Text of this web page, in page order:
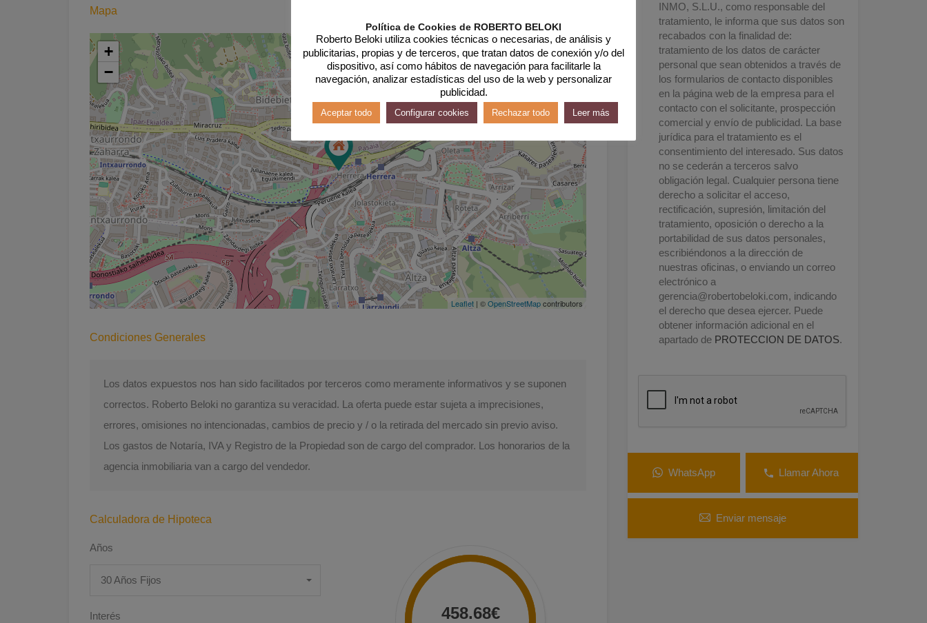
Mapa
+
−
Leaflet| ©OpenStreetMapcontributors
Condiciones Generales
Los datos expuestos nos han sido facilitados por terceros como meramente informativos y se suponen
correctos. Roberto Beloki no garantiza su veracidad. La oferta puede estar sujeta a imprecisiones,
errores, omisiones no intencionadas, cambios de precio y / o la retirada del mercado sin previo aviso.
Los gastos de Notaría, IVA y Registro de la Propiedad son de cargo del comprador. Los honorarios de la
agencia inmobiliaria van a cargo del vendedor.
Calculadora de Hipoteca
Años
30 Años Fijos
Interés 458.68€
INMO, S.L.U., como responsable del
tratamiento, le informa que sus datos son
recabados con la finalidad de:
tratamiento de los datos de carácter
personal que sean obtenidos a través de
los formularios de contacto disponibles
en la página web de la empresa para el
contacto con el solicitante, prospección
comercial y envío de publicidad. La base
jurídica para el tratamiento es el
consentimiento del interesado. Sus datos
no se cederán a terceros salvo
obligación legal. Cualquier persona tiene
derecho a solicitar el acceso,
rectificación, supresión, limitación del
tratamiento, oposición o derecho a la
portabilidad de sus datos personales,
escribiéndonos a la dirección de
nuestras oficinas, o enviando un correo
electrónico a
gerencia@robertobeloki.com, indicando
el derecho que desea ejercer. Puede
obtener información adicional en el
apartado de PROTECCION DE DATOS.
WhatsApp Llamar Ahora
Enviar mensaje
Política de Cookies de ROBERTO BELOKI
Roberto Beloki utiliza cookies técnicas o necesarias, de análisis y
publicitarias, propias y de terceros, que tratan datos de conexión y/o del
dispositivo, así como hábitos de navegación para facilitarle la
navegación, analizar estadísticas del uso de la web y personalizar
publicidad.
Aceptar todo Configurar cookies Rechazar todo Leer más